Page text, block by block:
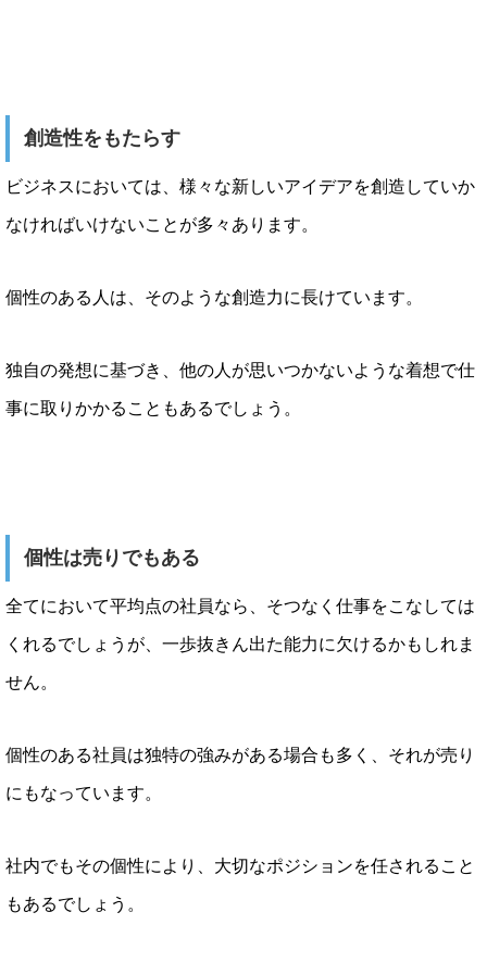
創造性をもたらす
ビジネスにおいては、様々な新しいアイデアを創造していか
なければいけないことが多々あります。
個性のある人は、そのような創造力に長けています。
独自の発想に基づき、他の人が思いつかないような着想で仕
事に取りかかることもあるでしょう。
個性は売りでもある
全てにおいて平均点の社員なら、そつなく仕事をこなしては
くれるでしょうが、一歩抜きん出た能力に欠けるかもしれま
せん。
個性のある社員は独特の強みがある場合も多く、それが売り
にもなっています。
社内でもその個性により、大切なポジションを任されること
もあるでしょう。